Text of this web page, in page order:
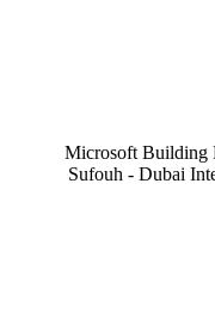
Microsoft Building
Sufouh - Dubai